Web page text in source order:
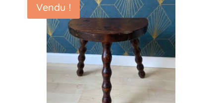
Vendu !